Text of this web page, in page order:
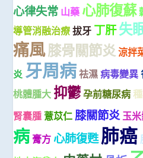
心律失常 山藥 心肺復蘇
導管消融治療 拔牙 丁肝失
痛風膝骨關節炎 涼拌
炎 牙周病 祛濕 病毒變異
桃體腫大 抑鬱孕前糖尿病
腎囊腫 薏苡仁 膝關節炎玉
病 膏方 心肺復甦肺癌